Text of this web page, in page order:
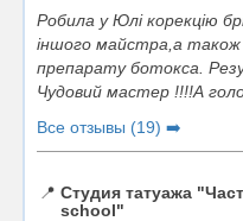
Робила у Юлі корекцію
іншого майстра,а також
препарату ботокса.
Чудовий мастер !!!!А
Все отзывы (19) ➡️
📍 Студия татуажа
school"